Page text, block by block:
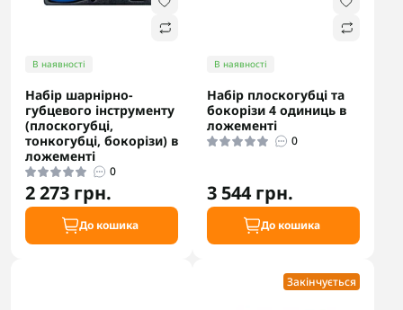
В наявності
Набір шарнірно-
губцевого інструменту
(плоскогубці,
тонкогубці, бокорізи) в
ложементі
0
2 273 грн.
До кошика
В наявності
Набір плоскогубці та
бокорізи 4 одиниць в
ложементі
0
3 544 грн.
До кошика
Закінчується